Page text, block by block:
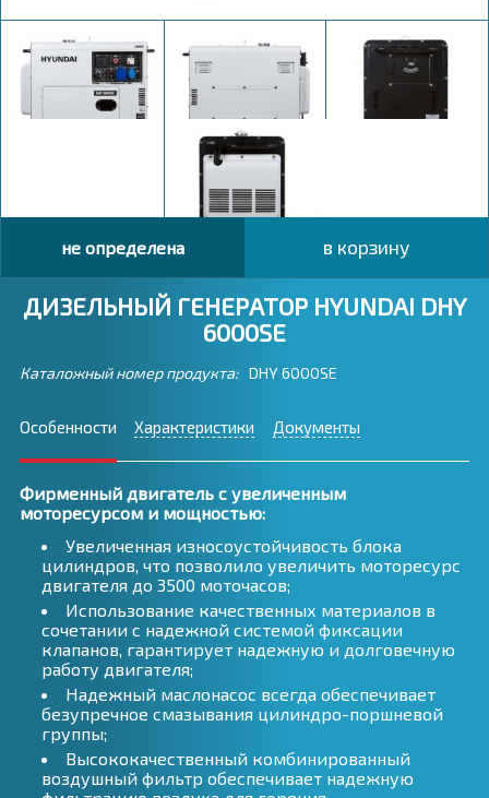
не определена в корзину
ДИЗЕЛЬНЫЙ ГЕНЕРАТОР HYUNDAI DHY
6000SE
Каталожный номер продукта: DHY 6000SE
Особенности Характеристики Документы
Фирменный двигатель с увеличенным
моторесурсом и мощностью:
Увеличенная износоустойчивость блока
цилиндров, что позволило увеличить моторесурс
двигателя до 3500 моточасов;
Использование качественных материалов в
сочетании с надежной системой фиксации
клапанов, гарантирует надежную и долговечную
работу двигателя;
Надежный маслонасос всегда обеспечивает
безупречное смазывания цилиндро-поршневой
группы;
Высококачественный комбинированный
воздушный фильтр обеспечивает надежную